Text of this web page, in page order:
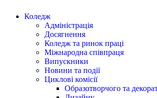
Коледж
Адміністрація
Досягнення
Коледж та ринок праці
Міжнародна співпраця
Випускники
Новини та події
Циклові комісії
Образотворчого та